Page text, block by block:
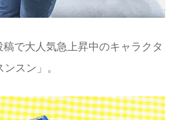
稿で大人気急上昇中のキャラクタ
スン」。